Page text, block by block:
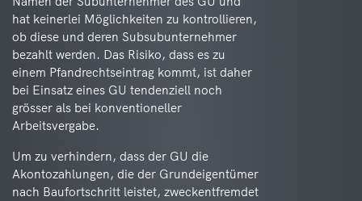
hat keinerlei Möglichkeiten zu kontrollieren,
ob diese und deren Subsubunternehmer
bezahlt werden. Das Risiko, dass es zu
einem Pfandrechtseintrag kommt, ist daher
bei Einsatz eines GU tendenziell noch
grösser als bei konventioneller
Arbeitsvergabe.
Um zu verhindern, dass der GU die
Akontozahlungen, die der Grundeigentümer
nach Baufortschritt leistet, zweckentfremdet